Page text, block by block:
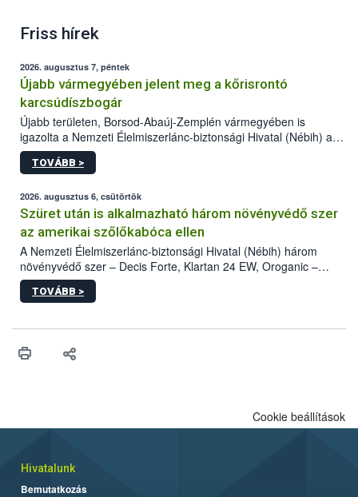
Friss hírek
2026. augusztus 7, péntek
Újabb vármegyében jelent meg a kőrisrontó
karcsúdíszbogár
Újabb területen, Borsod-Abaúj-Zemplén vármegyében is
igazolta a Nemzeti Élelmiszerlánc-biztonsági Hivatal (Nébih) a
kőrisrontó karcsúdíszbogár (Agrilus planipennis) jelenlétét. A
kártevőt nem csak színcsapdában találták meg, de már fertőzött
az intenzív felderítést, emellett az intézkedéseket a szlovák
hatósággal is összehangolják a terjedés megállítása érdekében.
TOVÁBB >
2026. augusztus 6, csütörtök
Szüret után is alkalmazható három növényvédő szer
az amerikai szőlőkabóca ellen
A Nemzeti Élelmiszerlánc-biztonsági Hivatal (Nébih) három
növényvédő szer – Decis Forte, Klartan 24 EW, Oroganic –
engedélyokiratát módosította, így azok a szüretet követően,
egészen a vesszőérettség (BBCH 91) stádiumáig
érésű szőlőkben is legyen lehetőség a károsító elleni további
felhasználók számára is elérhető és ökológiai termesztésben is
TOVÁBB >
Cookie beállítások
Hivatalunk
Bemutatkozás